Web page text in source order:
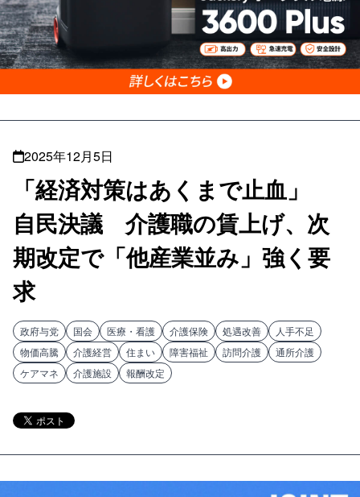
2025年12月5日
「経済対策はあくまで止血」
自民決議 介護職の賃上げ、次
期改定で「他産業並み」強く要
求
政府与党 国会 医療・看護 介護保険 処遇改善
人手不足
物価高騰
介護経営 住まい 障害福祉 訪問介護
通所介護
ケアマネ
介護施設 報酬改定